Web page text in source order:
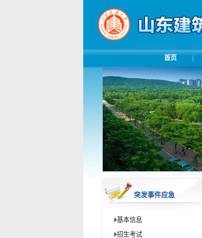
首页
突发事件应急
基本信息
招生考试